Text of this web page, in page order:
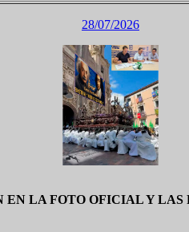
28/07/2026
EN LA FOTO OFICIAL Y